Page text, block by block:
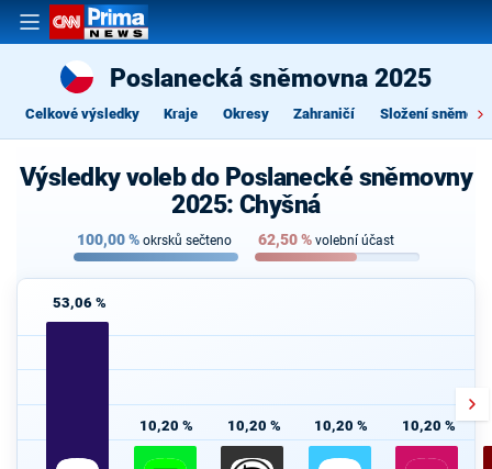
Poslanecká sněmovna 2025
Celkové výsledky Kraje Okresy Zahraničí Složení
Výsledky voleb do Poslanecké sněmovny
2025: Chyšná
100,00% okrsků sečteno 62,50% volební účast
53,06 %
10,20 % 10,20 % 10,20 % 10,20 %